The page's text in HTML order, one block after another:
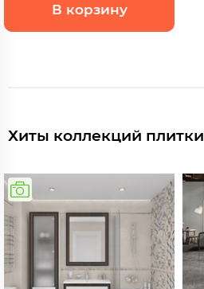
В корзину
Хиты коллекций плитки